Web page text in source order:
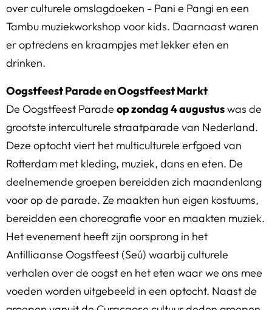
over culturele omslagdoeken - Pani e Pangi en een
Tambu muziekworkshop voor kids. Daarnaast waren
er optredens en kraampjes met lekker eten en
drinken.
Oogstfeest Parade en Oogstfeest Markt
De Oogstfeest Parade op zondag 4 augustuswas de
grootste interculturele straatparade van Nederland.
Deze optocht viert het multiculturele erfgoed van
Rotterdam met kleding, muziek, dans en eten. De
deelnemende groepen bereidden zich maandenlang
voor op de parade. Ze maakten hun eigen kostuums,
bereidden een choreografie voor en maakten muziek.
Het evenement heeft zijn oorsprong in het
Antilliaanse Oogstfeest (Seú) waarbij culturele
verhalen over de oogst en het eten waar we ons mee
voeden worden uitgebeeld in een optocht. Naast de